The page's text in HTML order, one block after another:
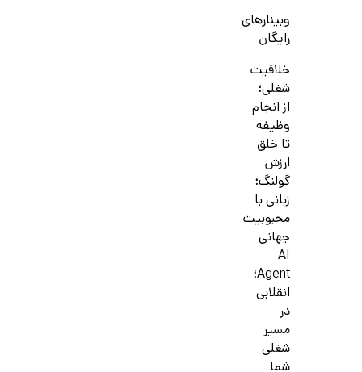
وبینارهای
رایگان
خلاقیت
شغلی؛
از انجام
وظیفه
تا خلق
ارزش
گولنگ؛
زبانی با
محبوبیت
جهانی
AI
Agent؛
انقلابی
در
مسیر
شغلی